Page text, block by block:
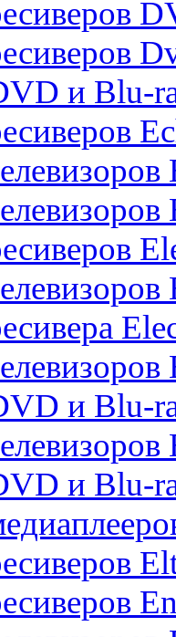
и Blu-
и Blu-
и Blu-